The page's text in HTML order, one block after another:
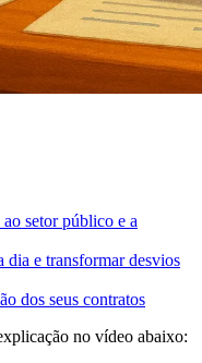
setor público e a
dia e transformar desvios
dos seus contratos
no vídeo abaixo: